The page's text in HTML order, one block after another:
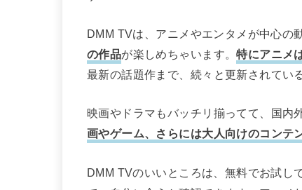
DMM TVは、アニメやエンタメが中心の
の作品が楽しめちゃいます。特にアニメ
最新の話題作まで、続々と更新されてい
映画やドラマもバッチリ揃ってて、国内
画やゲーム、さらには大人向けのコンテ
DMM TVのいいところは、無料でお試し